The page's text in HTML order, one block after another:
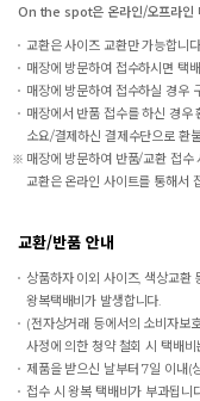
On the spot은 온라인/오프라인
교환은 사이즈 교환만 가능합니
매장에 방문하여 접수하시면 택
매장에 방문하여 접수하실 경우
매장에서 반품 접수를 하신 경우
소요/결제하신 결제수단으로 환
매장에 방문하여 반품/교환 접수
교환은 온라인 사이트를 통해서
교환/반품 안내
상품하자 이외 사이즈, 색상교환
왕복택배비가 발생합니다.
(전자상거래 등에서의 소비자보
사정에 의한 청약 철회 시 택배
제품을 받으신 날부터 7일 이내(
접수 시 왕복 택배비가 부과됩니